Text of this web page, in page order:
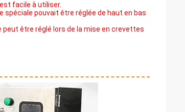
facile à utiliser.
pouvait être réglée de haut en bas
être réglé lors de la mise en crevettes